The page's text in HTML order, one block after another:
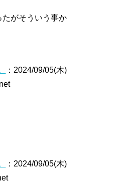
がそういう事か
：2024/09/05(木)
：2024/09/05(木)